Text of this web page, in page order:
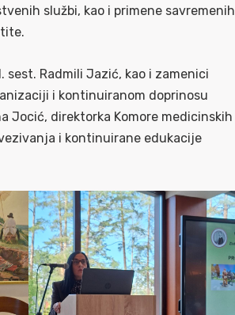
službi, kao i primene savremenih
sest. Radmili Jazić, kao i zamenici
i kontinuiranom doprinosu
Jocić, direktorka Komore medicinskih
i kontinuirane edukacije